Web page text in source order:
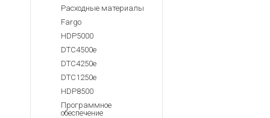
Расходные материалы
Fargo
HDP5000
DTC4500e
DTC4250e
DTC1250e
HDP8500
Программное
обеспечение